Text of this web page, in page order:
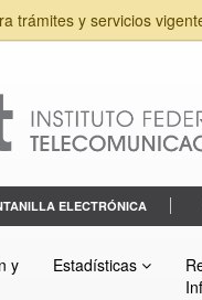
trámites y servicios
ELECTRÓNICA
y
Estadísticas